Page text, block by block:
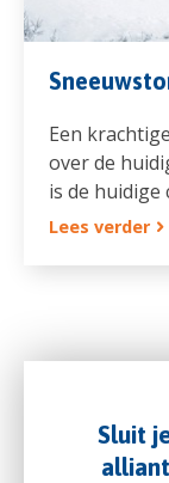
Een
over de
is de huidige
Lees verder
Sluit